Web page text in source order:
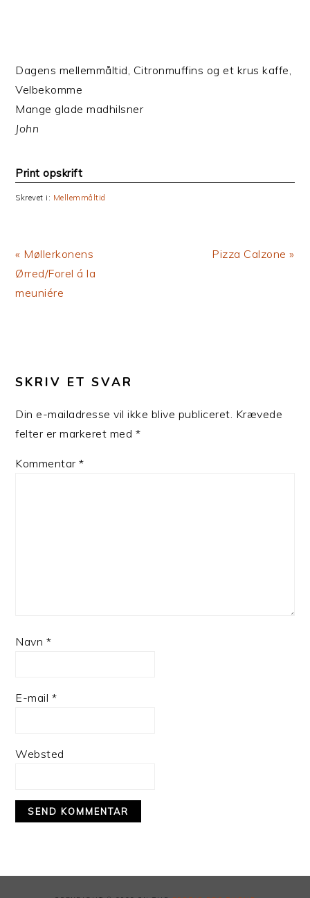
Dagens mellemmåltid, Citronmuffins og et krus kaffe,
Velbekomme
Mange glade madhilsner
John
Print opskrift
Skrevet i: Mellemmåltid
Previous
Post:
« Møllerkonens
Ørred/Forel á la
meuniére
Next
Pizza Calzone »
SKRIV ET SVAR
Din e-mailadresse vil ikke blive publiceret. Krævede
felter er markeret med *
Kommentar*
Navn *
E-mail *
Websted